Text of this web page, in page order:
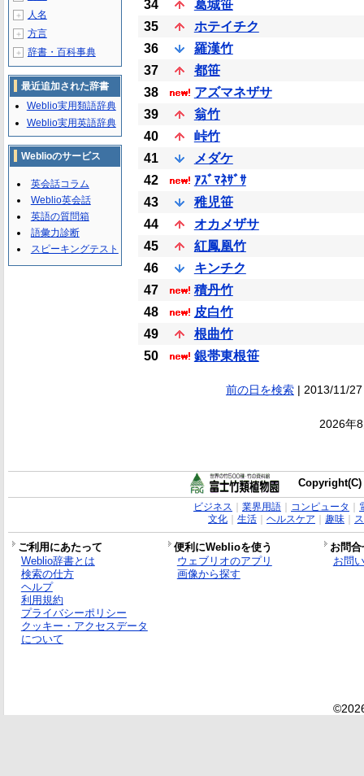
34
葛城笹
35
ホテイチク
36
羅漢竹
37
都笹
38
アズマネザサ
39
翁竹
40
峠竹
41
メダケ
42
ｱｽﾞﾏﾈｻﾞｻ
43
稚児笹
44
オカメザサ
45
紅鳳凰竹
46
キンチク
47
積丹竹
48
皮白竹
49
根曲竹
50
銀帯東根笹
前の日を検索| 2013/11/
2026年
＋ 人名
＋ 方言
＋ 辞書・百科事典
最近追加された辞書
Weblio実用類語辞典
Weblio実用英語辞典
Weblioのサービス
英会話コラム
Weblio英会話
英語の質問箱
語彙力診断
スピーキングテスト
ビジネス 業界用語｜ コンピュータ
文化｜ 生活｜ ヘルスケア 趣味｜
ご利用にあたって 便利にWeblioを使う
お問
Weblio辞書とは
検索の仕方
ヘルプ
利用規約
プライバシーポリシー
クッキー・アクセスデータ
について
ウェブリオのアプリ
画像から探す
お問